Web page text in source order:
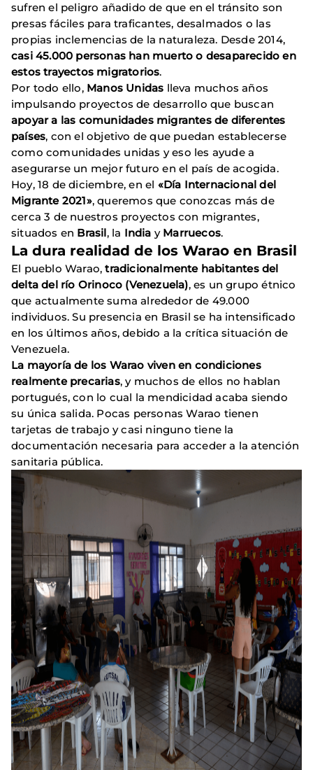
sufren el peligro añadido de que en el tránsito son
presas fáciles para traficantes, desalmados o las
propias inclemencias de la naturaleza. Desde 2014,
casi 45.000 personas han muerto o desaparecido en
estos trayectos migratorios.
Por todo ello, Manos Unidas lleva muchos años
impulsando proyectos de desarrollo que buscan
apoyar a las comunidades migrantes de diferentes
países, con el objetivo de que puedan establecerse
como comunidades unidas y eso les ayude a
asegurarse un mejor futuro en el país de acogida.
Hoy, 18 de diciembre, en el «Día Internacional del
Migrante 2021», queremos que conozcas más de
cerca 3 de nuestros proyectos con migrantes,
situados en Brasil, la India y Marruecos.
La dura realidad de los Warao en Brasil
El pueblo Warao,tradicionalmente habitantes del
delta del río Orinoco (Venezuela), es un grupo étnico
que actualmente suma alrededor de 49.000
individuos. Su presencia en Brasil se ha intensificado
en los últimos años, debido a la crítica situación de
Venezuela.
La mayoría de los Warao viven en condiciones
realmente precarias, y muchos de ellos no hablan
portugués, con lo cual la mendicidad acaba siendo
su única salida. Pocas personas Warao tienen
tarjetas de trabajo y casi ninguno tiene la
documentación necesaria para acceder a la atención
sanitaria pública.